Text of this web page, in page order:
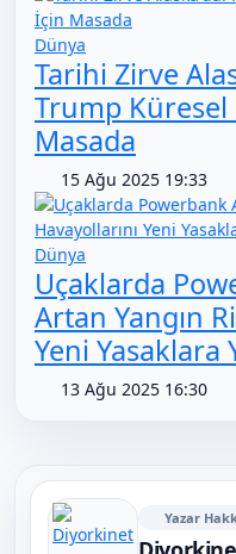
Dünya
Tarihi Zirve
Trump
Masada
15 Ağu 2025 19:33
Dünya
Uçaklarda
Artan Yangın
Yeni Yasaklara
13 Ağu 2025 16:30
Yazar